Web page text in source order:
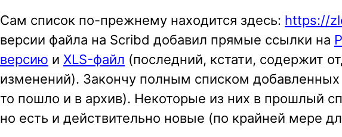
Сам список по-прежнему находится здесь: https://
версии файла на Scribd добавил прямые ссылки на
версию и XLS-файл (последний, кстати, содержит
изменений). Закончу полным списком добавленных
то пошло и в архив). Некоторые из них в прошлый
но есть и действительно новые (по крайней мере